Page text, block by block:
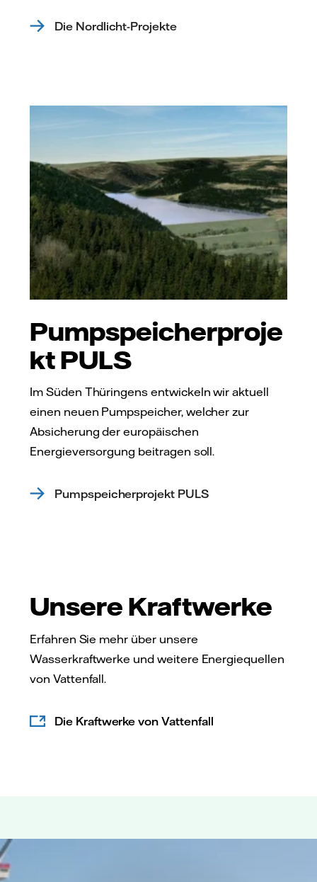
Die Nordlicht-Projekte
Pumpspeicherproje
kt PULS
Im Süden Thüringens entwickeln wir aktuell
einen neuen Pumpspeicher, welcher zur
Absicherung der europäischen
Energieversorgung beitragen soll.
Pumpspeicherprojekt PULS
Unsere Kraftwerke
Erfahren Sie mehr über unsere
Wasserkraftwerke und weitere Energiequellen
von Vattenfall.
Die Kraftwerke von Vattenfall